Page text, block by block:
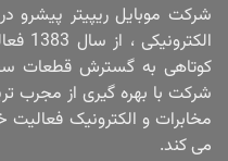
شرکت موبایل ریپیتر پیشرو
کوتاهی به گسترش قطعات
شرکت با بهره گیری از مجرب
مخابرات و الکترونیک فعالیت
می کند.